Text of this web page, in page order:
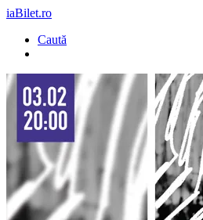
iaBilet.ro
Caută